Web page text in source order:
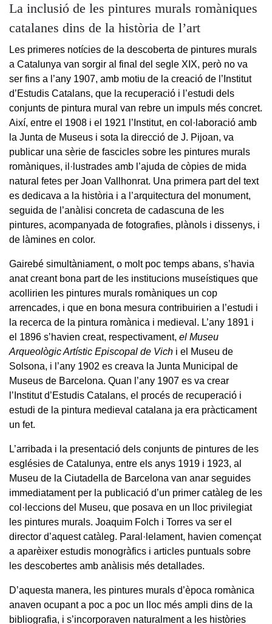
La inclusió de les pintures murals romàniques
catalanes dins de la història de l’art
Les primeres notícies de la descoberta de pintures murals
a Catalunya van sorgir al final del segle XIX, però no va
ser fins a l’any 1907, amb motiu de la creació de l’Institut
d’Estudis Catalans, que la recuperació i l’estudi dels
conjunts de pintura mural van rebre un impuls més concret.
Així, entre el 1908 i el 1921 l’Institut, en col·laboració amb
la Junta de Museus i sota la direcció de J. Pijoan, va
publicar una sèrie de fascicles sobre les pintures murals
romàniques, il·lustrades amb l’ajuda de còpies de mida
natural fetes per Joan Vallhonrat. Una primera part del text
es dedicava a la història i a l’arquitectura del monument,
seguida de l’anàlisi concreta de cadascuna de les
pintures, acompanyada de fotografies, plànols i dissenys, i
de làmines en color.
Gairebé simultàniament, o molt poc temps abans, s’havia
anat creant bona part de les institucions museístiques que
acollirien les pintures murals romàniques un cop
arrencades, i que en bona mesura contribuirien a l’estudi i
la recerca de la pintura romànica i medieval. L’any 1891 i
el 1896 s’havien creat, respectivament, el Museu
Arqueològic Artístic Episcopal de Vich i el Museu de
Solsona, i l’any 1902 es creava la Junta Municipal de
Museus de Barcelona. Quan l’any 1907 es va crear
l’Institut d’Estudis Catalans, el procés de recuperació i
estudi de la pintura medieval catalana ja era pràcticament
un fet.
L’arribada i la presentació dels conjunts de pintures de les
esglésies de Catalunya, entre els anys 1919 i 1923, al
Museu de la Ciutadella de Barcelona van anar seguides
immediatament per la publicació d’un primer catàleg de les
col·leccions del Museu, que posava en un lloc privilegiat
les pintures murals. Joaquim Folch i Torres va ser el
director d’aquest catàleg. Paral·lelament, havien començat
a aparèixer estudis monogràfics i articles puntuals sobre
les descobertes amb anàlisis més detallades.
D’aquesta manera, les pintures murals d’època romànica
anaven ocupant a poc a poc un lloc més ampli dins de la
bibliografia, i s’incorporaven naturalment a les històries